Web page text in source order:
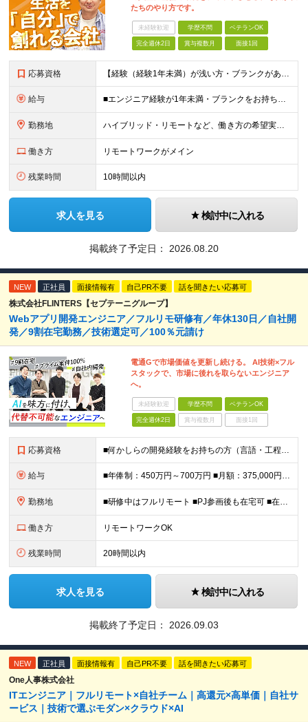
たちのやり方です。
未経験歓迎 学歴不問 ベテランOK
完全週休2日 賞与複数月 面接1回
応募資格 【経験（経験1年未満）が浅い方・ブランクがある方も大歓迎です！】 ◆学歴不問 ◆何かしらのIT業界でのご経験をお持ちの方 ┗エンジニア経験だけでなく、ITサポートなど職種は不問です！ ＜こんな方にピ
給与 ■エンジニア経験が1年未満・ブランクをお持ちの方 月給300,000円～320,000円（年収:420～448万円以上） ■1年以上のエンジニア経験をお持ちの方 月給320,000円～650,000
勤務地 ハイブリッド・リモートなど、働き方の希望実現率は100％！ ≪本社≫ 東京都豊島区東池袋3-2-3 第一主田ビル402号室 「晩ご飯は家族と一緒に食べたい」 島崎代表のそんなシンプルな想いから、当
働き方 リモートワークがメイン
残業時間 10時間以内
求人を見る 検討中に入れる
掲載終了予定日： 2026.08.20
NEW 正社員 面接情報有 自己PR不要 話を聞きたい応募可
株式会社FLINTERS【セプテーニグループ】
Webアプリ開発エンジニア／フルリモ研修有／年休130日／自社開
発／9割在宅勤務／技術選定可／100％元請け
電通Gで市場価値を更新し続ける。 AI技術×フル
スタックで、市場に後れを取らないエンジニア
へ。
未経験歓迎 学歴不問 ベテランOK
完全週休2日 賞与複数月 面接1回
応募資格 ■何かしらの開発経験をお持ちの方（言語・工程不問） ■学歴不問 ＊幅広い技術に挑戦したい方を歓迎！ ＼＼こんな方にピッタリ／／ □モダンな開発環境にチャレンジしたい方 □最新技術や大規模な案件に携わ
給与 ■年俸制：450万円～700万円 ■月額：375,000円～583,333円 ※スキル・経験を考慮し決定 ※上記には固定残業代（45時間分／96,435円〜148,995円）を含む ※超過分は別途支
勤務地 ■研修中はフルリモート ■PJ参画後も在宅可 ■在宅勤務手当あり ＜本社＞ 東京都新宿区西新宿8-17-1 住友不動産新宿グランドタワー27階 ※転勤なし （変更の範囲）会社の定める事業所
働き方 リモートワークOK
残業時間 20時間以内
求人を見る 検討中に入れる
掲載終了予定日： 2026.09.03
NEW 正社員 面接情報有 自己PR不要 話を聞きたい応募可
One人事株式会社
ITエンジニア｜フルリモート×自社チーム｜高還元×高単価｜自社サ
ービス｜技術で選ぶモダン×クラウド×AI